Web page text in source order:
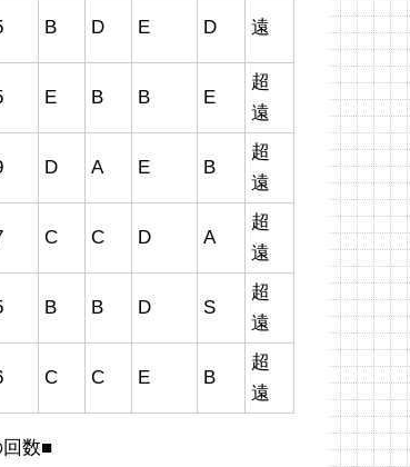
B D E D 遠
E B B E
超
遠
D A E B
超
遠
C C D A
超
遠
B B D S
超
遠
C C E B
超
遠
数■